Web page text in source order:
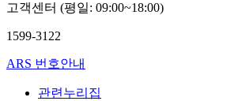
고객센터 (평일: 09:00~18:00)
1599-3122
ARS 번호안내
관련누리집